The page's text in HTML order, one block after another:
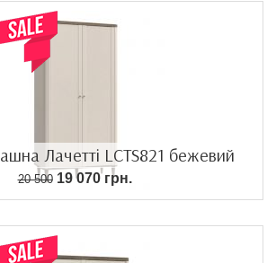
Лачетті LCTS821 бежевий
20 50019 070 грн.